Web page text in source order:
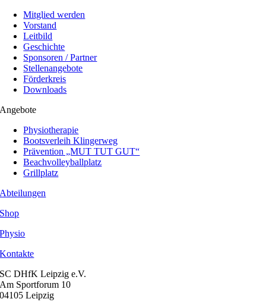
Mitglied werden
Vorstand
Leitbild
Geschichte
Sponsoren / Partner
Stellenangebote
Förderkreis
Downloads
Angebote
Physiotherapie
Bootsverleih Klingerweg
Prävention „MUT TUT GUT“
Beachvolleyballplatz
Grillplatz
Abteilungen
Shop
Physio
Kontakte
SC DHfK Leipzig e.V.
Am Sportforum 10
04105 Leipzig